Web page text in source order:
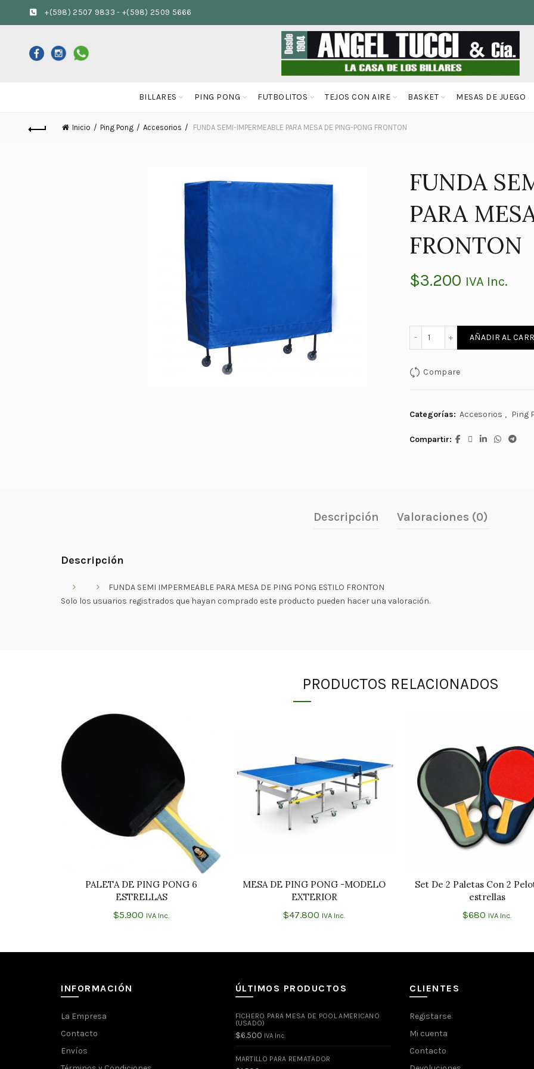
+(598) 2507 9833 - +(598) 2509 5666
BILLARES PING PONG FUTBOLITOS TEJOS CON AIRE BASKET MESAS DE JUEGO
Inicio Ping Pong Accesorios FUNDA SEMI-IMPERMEABLE PARA MESA DE PING-PONG FRONTON
FUNDA
PARA
FRONTON
$3.200 IVA Inc.
FUNDA SEMI-
AÑADIR AL
Compare
Categorías: Accesorios , Ping
Compartir
Descripción Valoraciones (0)
Descripción
FUNDA SEMI IMPERMEABLE PARA MESA DE PING PONG ESTILO FRONTON
Solo los usuarios registrados que hayan comprado este producto pueden hacer una valoración.
PRODUCTOS RELACIONADOS
AÑADIR AL CARRITO
PALETA DE PING PONG 6
ESTRELLAS
$5.900 IVA Inc.
AÑADIR AL CARRITO
MESA DE PING PONG -MODELO
EXTERIOR
$47.800 IVA Inc.
AÑADIR AL CARRITO
Set De 2 Paletas Con 2
estrellas
$680 IVA Inc.
INFORMACIÓN
La Empresa
Contacto
Envíos
ÚLTIMOS PRODUCTOS
FICHERO PARA MESA DE POOL AMERICANO
(USADO)
$6.500 IVA Inc.
MARTILLO PARA REMATADOR
CLIENTES
Registarse
Mi cuenta
Contacto